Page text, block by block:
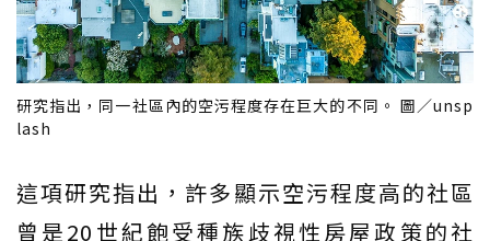
研究指出，同一社區內的空污程度存在巨大的不同。 圖／unsp
lash
這項研究指出，許多顯示空污程度高的社區
曾是20世紀飽受種族歧視性房屋政策的社